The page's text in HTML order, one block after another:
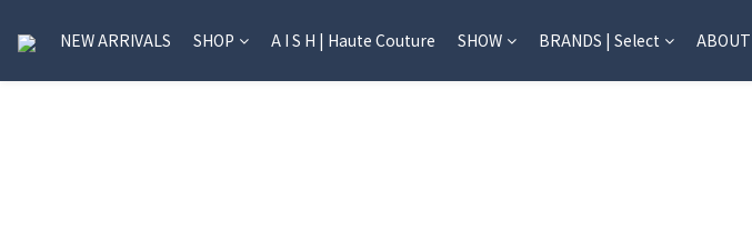
NEW ARRIVALS SHOP A I S H | Haute Couture SHOW BRANDS | Select ABOUT